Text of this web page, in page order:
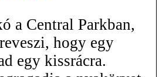
a Central Parkban,
hogy egy
egy kissrácra.